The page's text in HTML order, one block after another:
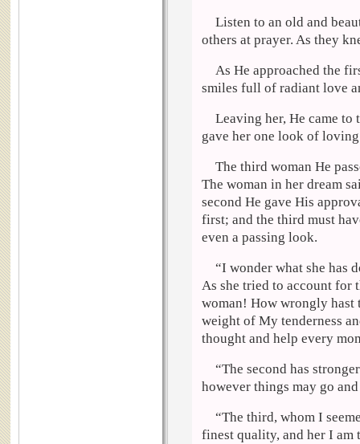
Listen to an old and
others at prayer. As they
As He approached the
smiles full of radiant love
Leaving her, He came to
gave her one look of
The third woman He
The woman in her dream
second He gave His
first; and the third must
even a passing look.
“I wonder what she has
As she tried to account for
woman! How wrongly hast
weight of My tenderness
thought and help every
“The second has
however things may go
“The third, whom I
finest quality, and her I am